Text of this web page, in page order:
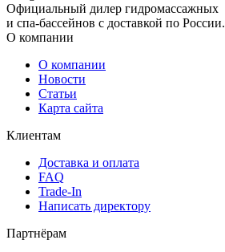
Официальный дилер гидромассажных
и спа-бассейнов с доставкой по России.
О компании
О компании
Новости
Статьи
Карта сайта
Клиентам
Доставка и оплата
FAQ
Trade-In
Написать директору
Партнёрам